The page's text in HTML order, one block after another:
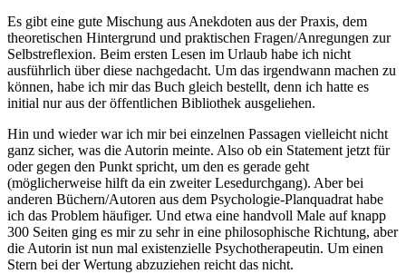
Es gibt eine gute Mischung aus Anekdoten aus der Praxis, dem
theoretischen Hintergrund und praktischen Fragen/Anregungen zur
Selbstreflexion. Beim ersten Lesen im Urlaub habe ich nicht
ausführlich über diese nachgedacht. Um das irgendwann machen zu
können, habe ich mir das Buch gleich bestellt, denn ich hatte es
initial nur aus der öffentlichen Bibliothek ausgeliehen.
Hin und wieder war ich mir bei einzelnen Passagen vielleicht nicht
ganz sicher, was die Autorin meinte. Also ob ein Statement jetzt für
oder gegen den Punkt spricht, um den es gerade geht
(möglicherweise hilft da ein zweiter Lesedurchgang). Aber bei
anderen Büchern/Autoren aus dem Psychologie-Planquadrat habe
ich das Problem häufiger. Und etwa eine handvoll Male auf knapp
300 Seiten ging es mir zu sehr in eine philosophische Richtung, aber
die Autorin ist nun mal existenzielle Psychotherapeutin. Um einen
Stern bei der Wertung abzuziehen reicht das nicht.